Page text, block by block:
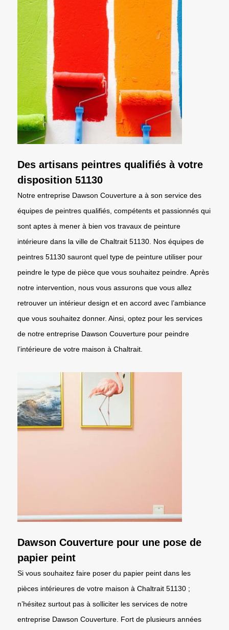
Des artisans peintres qualifiés à votre
disposition 51130
Notre entreprise Dawson Couverture a à son service des
équipes de peintres qualifiés, compétents et passionnés qui
sont aptes à mener à bien vos travaux de peinture
intérieure dans la ville de Chaltrait 51130. Nos équipes de
peintres 51130 sauront quel type de peinture utiliser pour
peindre le type de pièce que vous souhaitez peindre. Après
notre intervention, nous vous assurons que vous allez
retrouver un intérieur design et en accord avec l’ambiance
que vous souhaitez donner. Ainsi, optez pour les services
de notre entreprise Dawson Couverture pour peindre
l’intérieure de votre maison à Chaltrait.
Dawson Couverture pour une pose de
papier peint
Si vous souhaitez faire poser du papier peint dans les
pièces intérieures de votre maison à Chaltrait 51130 ;
n’hésitez surtout pas à solliciter les services de notre
entreprise Dawson Couverture. Fort de plusieurs années